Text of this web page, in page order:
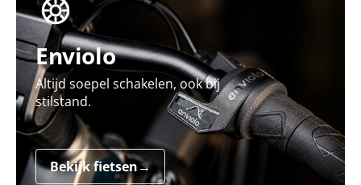
Enviolo
Altijd soepel schakelen, ook bij
stilstand.
Bekijk fietsen→